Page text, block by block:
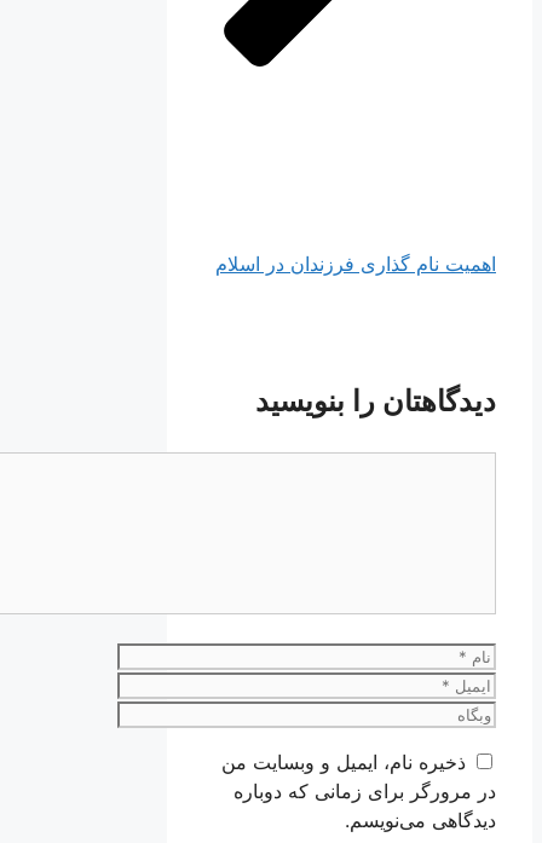
اهمیت نام ‌گذارى فرزندان در اسلام
دیدگاهتان را بنویسید
نام
ایمیل
وبگاه
ذخیره نام، ایمیل و وبسایت من
در مرورگر برای زمانی که دوباره
دیدگاهی می‌نویسم.